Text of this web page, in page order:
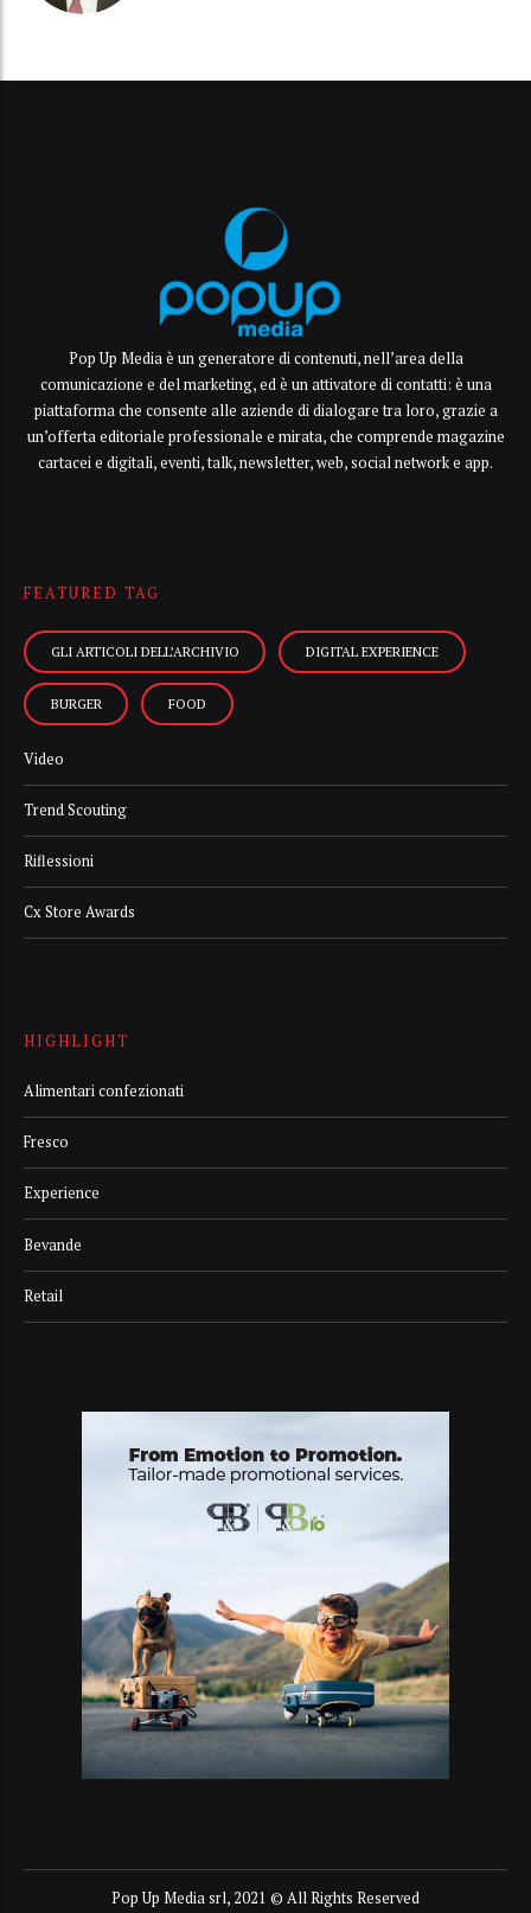
Pop Up Media è un generatore di contenuti, nell’area della
comunicazione e del marketing, ed è un attivatore di contatti: è una
piattaforma che consente alle aziende di dialogare tra loro, grazie a
un’offerta editoriale professionale e mirata, che comprende magazine
cartacei e digitali, eventi, talk, newsletter, web, social network e app.
FEATURED TAG
GLI ARTICOLI DELL’ARCHIVIO DIGITAL EXPERIENCE
BURGER FOOD
Video
Trend Scouting
Riflessioni
Cx Store Awards
HIGHLIGHT
Alimentari confezionati
Fresco
Experience
Bevande
Retail
Pop Up Media srl, 2021 © All Rights Reserved